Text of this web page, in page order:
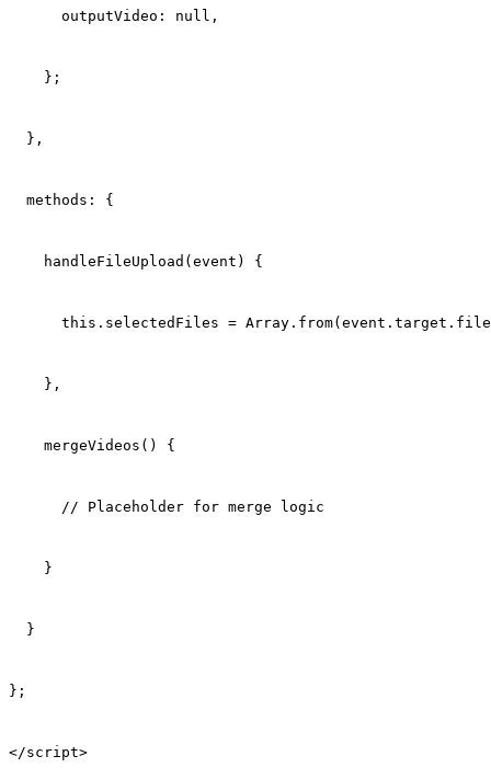
      outputVideo: null,
    };
  },
  methods: {
    handleFileUpload(event) {
this.selectedFiles =
    },
    mergeVideos() {
      // Placeholder for merge logic
    }
  }
};
</script>